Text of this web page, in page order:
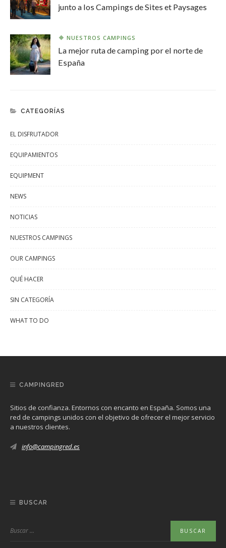
junto a los Campings de Sites et Paysages
NUESTROS CAMPINGS
La mejor ruta de camping por el norte de
España
CATEGORÍAS
EL DISFRUTADOR
EQUIPAMIENTOS
EQUIPMENT
NEWS
NOTICIAS
NUESTROS CAMPINGS
OUR CAMPINGS
QUÉ HACER
SIN CATEGORÍA
WHAT TO DO
CAMPINGRED
Sitios de confianza. Entornos con encanto en España. Somos una
red de campings unidos con el objetivo de ofrecer el mejor servicio
a nuestros clientes.
info@campingred.es
BUSCAR